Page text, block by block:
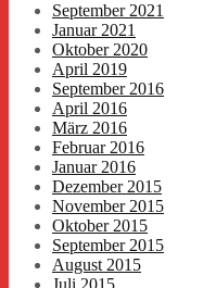
September 2021
Januar 2021
Oktober 2020
April 2019
September 2016
April 2016
März 2016
Februar 2016
Januar 2016
Dezember 2015
November 2015
Oktober 2015
September 2015
August 2015